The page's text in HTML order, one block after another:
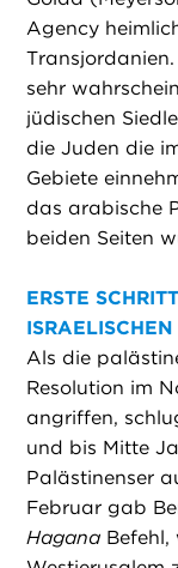
Agency
sehr
jüdischen
die Juden die
Gebiete
das arabische
beiden Seiten
ERSTE
ISRAELISCHEN
Als die
Resolution im
angriffen,
und bis Mitte
Palästinenser
Februar gab
Hagana Befehl,